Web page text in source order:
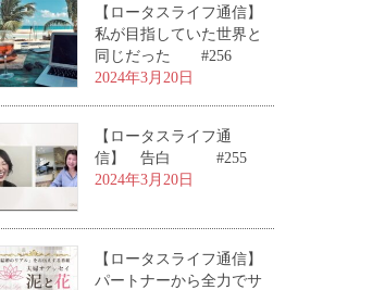
【ロータスライフ通信】
私が目指していた世界と
同じだった #256
2024年3月20日
【ロータスライフ通
信】 告白 #255
2024年3月20日
【ロータスライフ通信】
パートナーから全力でサ